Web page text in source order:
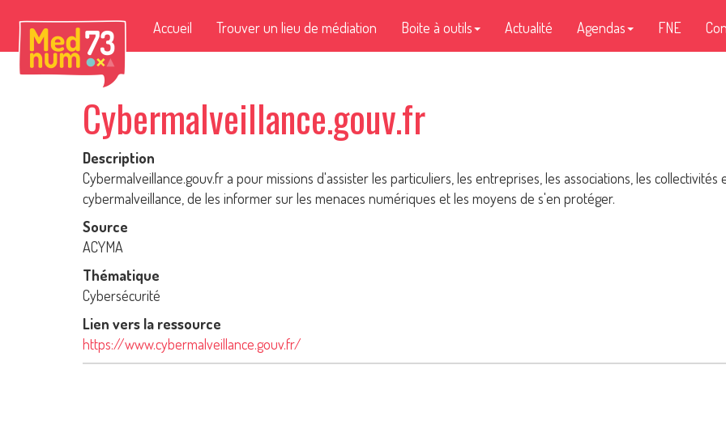
Accueil Trouver un lieu de médiation Boite à outils Actualité Agendas FNE
Cybermalveillance.gouv.fr
Description
Cybermalveillance.gouv.fr a pour missions d'assister les particuliers, les entreprises, les associations, les
cybermalveillance, de les informer sur les menaces numériques et les moyens de s'en protéger.
Source
ACYMA
Thématique
Cybersécurité
Lien vers la ressource
https://www.cybermalveillance.gouv.fr/